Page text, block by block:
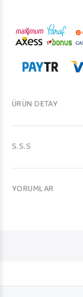
ÜRÜN DETAY
S.S.S
YORUMLAR